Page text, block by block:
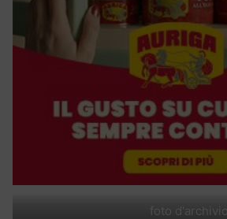
foto d'archivio